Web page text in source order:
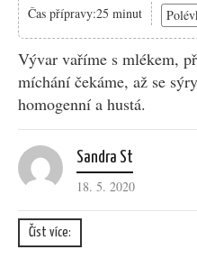
Čas přípravy:25 minut
Vývar vaříme s mlékem,
míchání čekáme, až se
homogenní a hustá.
Sandra St
18. 5. 2020
Číst více: